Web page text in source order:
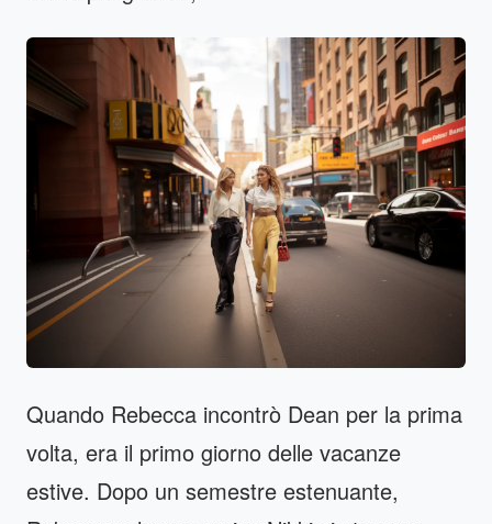
Quando Rebecca incontrò Dean per la prima
volta, era il primo giorno delle vacanze
estive. Dopo un semestre estenuante,